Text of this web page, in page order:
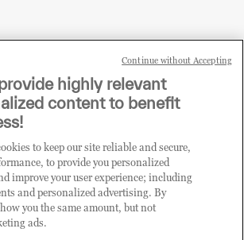
di tecnologia e desideri acquistare
o le soluzioni trattate sul blog?
QUI E DIVENTA
TD SYNNEX
highly relevant
content to benefit
to keep our site reliable and secure,
to provide you personalized
improve your user experience; including
and personalized advertising. By
you the same amount, but not
ads.
Continue without Accepting